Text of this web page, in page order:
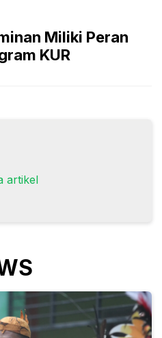
Miliki Peran
KUR
artikel